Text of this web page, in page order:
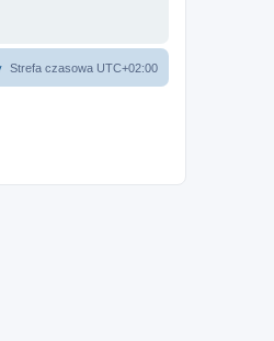
Strefa czasowa UTC+02:00